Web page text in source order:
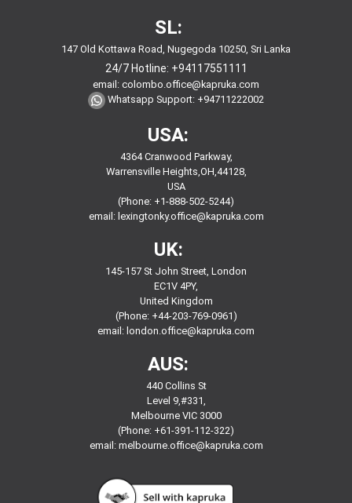
SL:
147 Old Kottawa Road, Nugegoda 10250, Sri Lanka
24/7 Hotline: +94117551111
email: colombo.office@kapruka.com
Whatsapp Support: +94711222002
USA:
4364 Cranwood Parkway,
Warrensville Heights,OH,44128,
USA
(Phone: +1-888-502-5244)
email: lexingtonky.office@kapruka.com
UK:
145-157 St John Street, London
EC1V 4PY,
United Kingdom
(Phone: +44-203-769-0961)
email: london.office@kapruka.com
AUS:
440 Collins St
Level 9,#331,
Melbourne VIC 3000
(Phone: +61-391-112-322)
email: melbourne.office@kapruka.com